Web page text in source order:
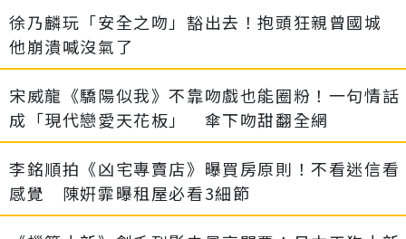
徐乃麟玩「安全之吻」豁出去！抱頭狂親曾國城
他崩潰喊沒氣了
宋威龍《驕陽似我》不靠吻戲也能圈粉！一句情話
成「現代戀愛天花板」 傘下吻甜翻全網
李銘順拍《凶宅專賣店》曝買房原則！不看迷信看
感覺 陳姸霏曝租屋必看3細節